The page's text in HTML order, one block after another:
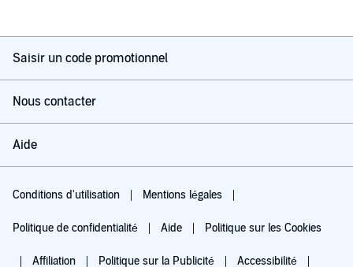
Saisir un code promotionnel
Nous contacter
Aide
Conditions d'utilisation Mentions légales
Politique de confidentialité Aide Politique sur les Cookies
Affiliation Politique sur la Publicité Accessibilité